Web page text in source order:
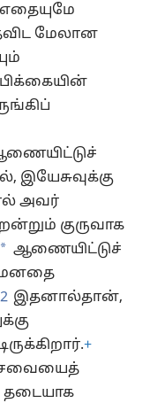
எதையுமே
மேலான
இயேசுவுக்கு
அவர்
குருவாக
* ஆணையிட்டுச்
இதனால்தான்,
+
தடையாக